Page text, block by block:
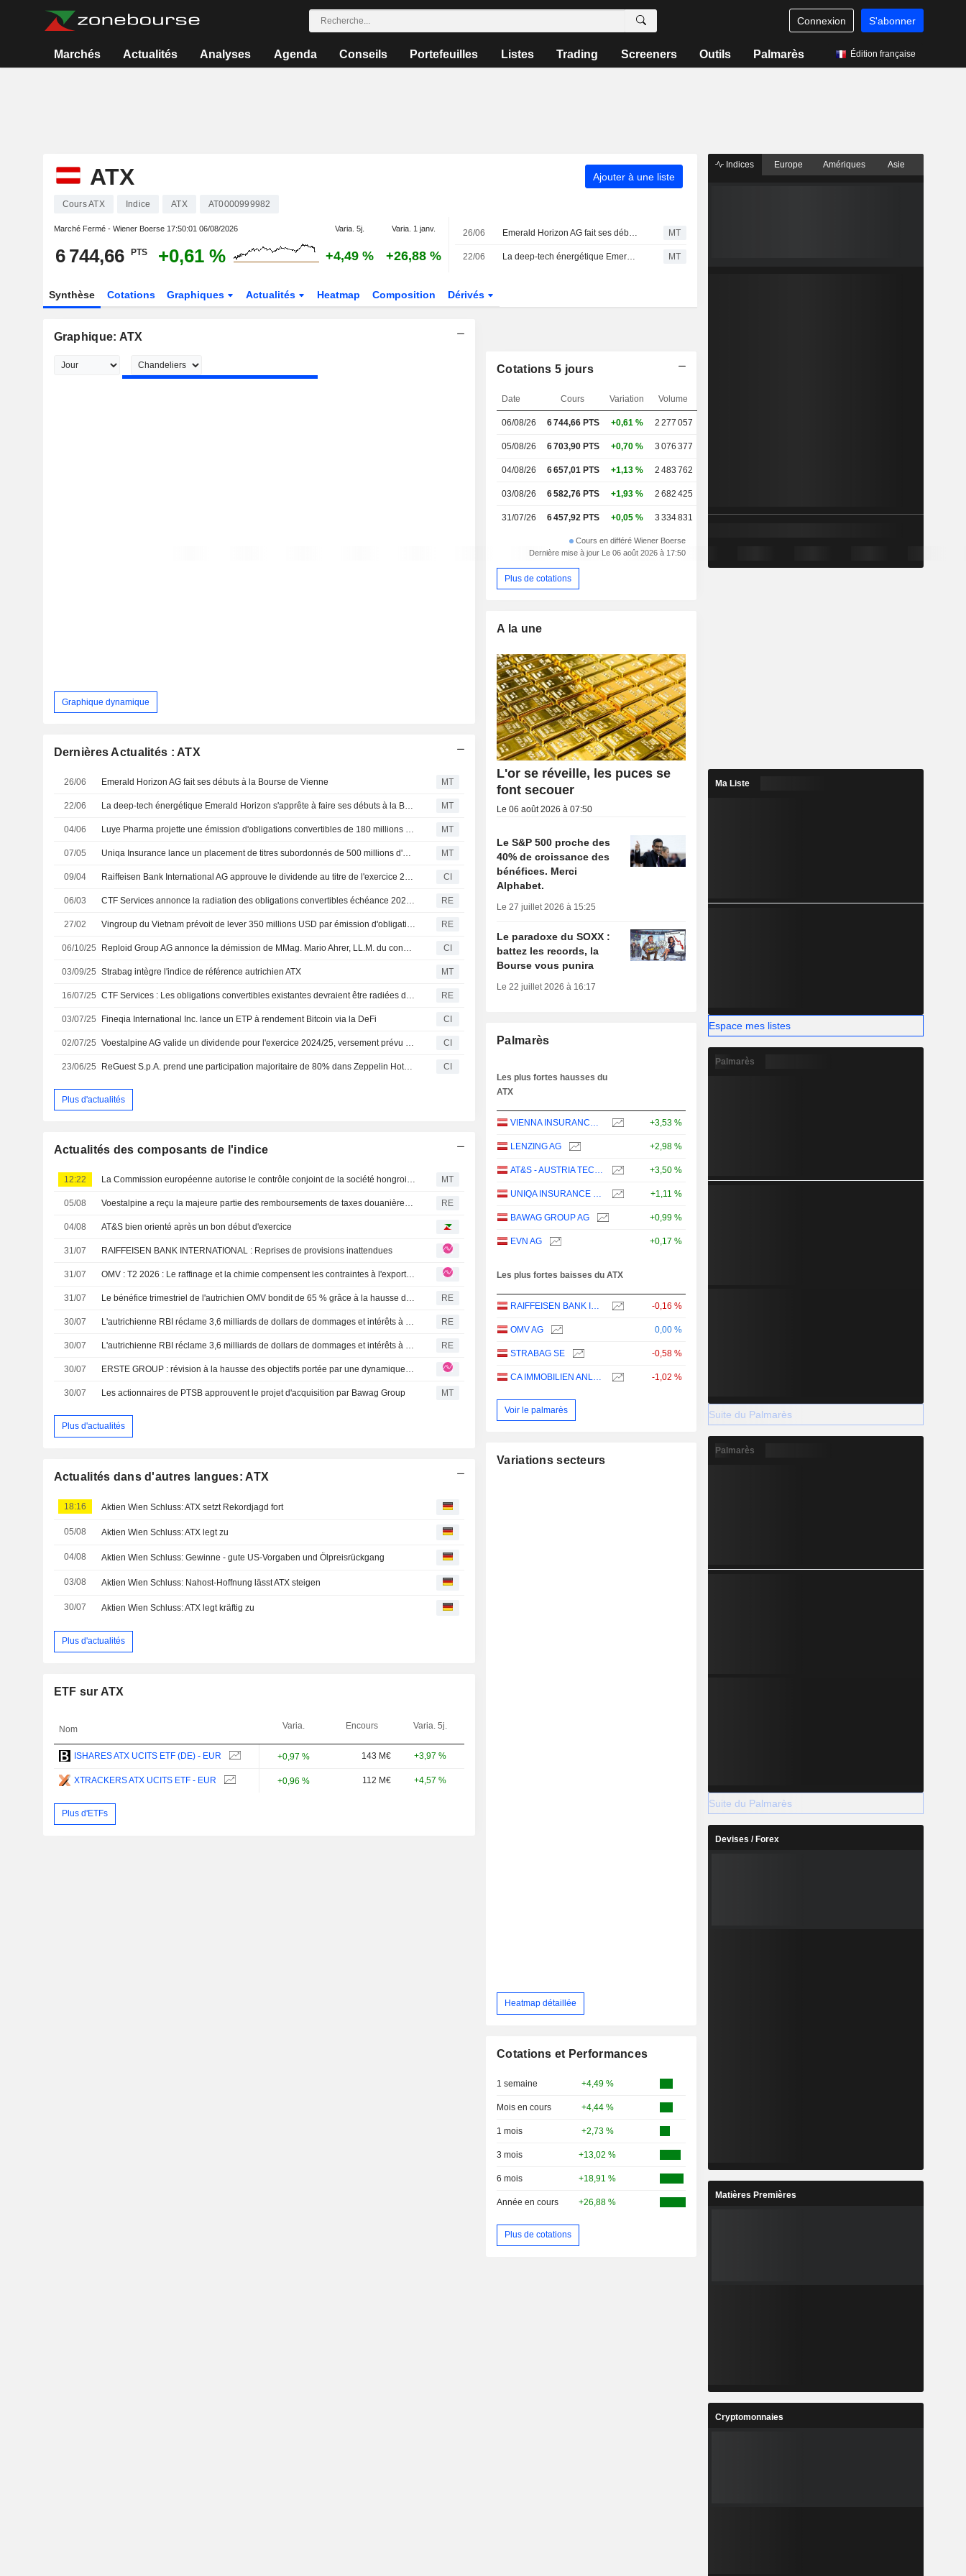
Connexion S'abonner
Marchés Actualités Analyses Agenda Conseils Portefeuilles Listes Trading Screeners Outils Palmarès Édition française
ATX Ajouter à une liste
Cours ATX Indice ATX AT0000999982
Marché Fermé - Wiener Boerse 17:50:01 06/08/2026 Varia. 5j. Varia. 1 janv.
6 744,66 PTS +0,61 % +4,49 % +26,88 %
26/06 Emerald Horizon AG fait ses débuts à la Bourse de Vienne MT
22/06 La deep-tech énergétique Emerald Horizon s'apprête à faire ses débuts à la Bourse de Vienne MT
Synthèse Cotations Graphiques Actualités Heatmap Composition Dérivés
Graphique: ATX
Graphique dynamique
Dernières Actualités : ATX
26/06 Emerald Horizon AG fait ses débuts à la Bourse de Vienne MT
22/06 La deep-tech énergétique Emerald Horizon s'apprête à faire ses débuts à la Bourse de Vienne MT
04/06 Luye Pharma projette une émission d'obligations convertibles de 180 millions de dollars et un rachat de titres MT
07/05 Uniqa Insurance lance un placement de titres subordonnés de 500 millions d'euros MT
09/04 Raiffeisen Bank International AG approuve le dividende au titre de l'exercice 2025, payable le 17 avril 2026 CI
06/03 CTF Services annonce la radiation des obligations convertibles échéance 2027 de la Bourse de Vienne le 10 mars RE
27/02 Vingroup du Vietnam prévoit de lever 350 millions USD par émission d'obligations à l'étranger RE
06/10/25 Reploid Group AG annonce la démission de MMag. Mario Ahrer, LL.M. du conseil de surveillance CI
03/09/25 Strabag intègre l'indice de référence autrichien ATX MT
16/07/25 CTF Services : Les obligations convertibles existantes devraient être radiées de la Bourse de Vienne RE
03/07/25 Fineqia International Inc. lance un ETP à rendement Bitcoin via la DeFi CI
02/07/25 Voestalpine AG valide un dividende pour l'exercice 2024/25, versement prévu le 15 juillet 2025 CI
23/06/25 ReGuest S.p.A. prend une participation majoritaire de 80% dans Zeppelin Hotel Tech SPA CI
Plus d'actualités
Actualités des composants de l'indice
12:22 La Commission européenne autorise le contrôle conjoint de la société hongroise MAK par une filiale d'Aberdeen et Strabag MT
05/08 Voestalpine a reçu la majeure partie des remboursements de taxes douanières américaines et confirme ses perspectives annuelles RE
04/08 AT&S bien orienté après un bon début d'exercice
31/07 RAIFFEISEN BANK INTERNATIONAL : Reprises de provisions inattendues
31/07 OMV : T2 2026 : Le raffinage et la chimie compensent les contraintes à l'exportation de l'Amont
31/07 Le bénéfice trimestriel de l'autrichien OMV bondit de 65 % grâce à la hausse des prix RE
30/07 L'autrichienne RBI réclame 3,6 milliards de dollars de dommages et intérêts à Rasperia RE
30/07 L'autrichienne RBI réclame 3,6 milliards de dollars de dommages et intérêts à Rasperia RE
30/07 ERSTE GROUP : révision à la hausse des objectifs portée par une dynamique de croissance renforcée
30/07 Les actionnaires de PTSB approuvent le projet d'acquisition par Bawag Group MT
Plus d'actualités
Actualités dans d'autres langues: ATX
18:16 Aktien Wien Schluss: ATX setzt Rekordjagd fort
05/08 Aktien Wien Schluss: ATX legt zu
04/08 Aktien Wien Schluss: Gewinne - gute US-Vorgaben und Ölpreisrückgang
03/08 Aktien Wien Schluss: Nahost-Hoffnung lässt ATX steigen
30/07 Aktien Wien Schluss: ATX legt kräftig zu
Plus d'actualités
ETF sur ATX
Nom Varia. Encours Varia. 5j.
ISHARES ATX UCITS ETF (DE) - EUR +0,97 % 143 M€ +3,97 %
XTRACKERS ATX UCITS ETF - EUR +0,96 % 112 M€ +4,57 %
Plus d'ETFs
Cotations 5 jours
Date Cours Variation Volume
06/08/26 6 744,66PTS +0,61 % 2 277 057
05/08/26 6 703,90 PTS +0,70 % 3 076 377
04/08/26 6 657,01 PTS +1,13 % 2 483 762
03/08/26 6 582,76 PTS +1,93 % 2 682 425
31/07/26 6 457,92 PTS +0,05 % 3 334 831
Cours en différé Wiener Boerse
Dernière mise à jour Le 06 août 2026 à 17:50
Plus de cotations
A la une
L'or se réveille, les puces se
font secouer
Le 06 août 2026 à 07:50
Le S&P 500 proche des
40% de croissance des
bénéfices. Merci
Alphabet.
Le 27 juillet 2026 à 15:25
Le paradoxe du SOXX :
battez les records, la
Bourse vous punira
Le 22 juillet 2026 à 16:17
Palmarès
Les plus fortes hausses du
ATX
VIENNA INSURANCE GROUP AG +3,53 %
LENZING AG +2,98 %
AT&S - AUSTRIA TECHNOLOGIE & SYSTEMTECHNIK AKTIENGESELLSCHAFT +3,50 %
UNIQA INSURANCE GROUP AG +1,11 %
BAWAG GROUP AG +0,99 %
EVN AG +0,17 %
Les plus fortes baisses du ATX
RAIFFEISEN BANK INTERNATIONAL AG -0,16 %
OMV AG 0,00 %
STRABAG SE -0,58 %
CA IMMOBILIEN ANLAGEN AG -1,02 %
Voir le palmarès
Variations secteurs
Heatmap détaillée
Cotations et Performances
1 semaine +4,49 %
Mois en cours +4,44 %
1 mois +2,73 %
3 mois +13,02 %
6 mois +18,91 %
Année en cours +26,88 %
Plus de cotations
Indices Europe Amériques Asie
Ma Liste
Espace mes listes
Palmarès
Suite du Palmarès
Palmarès
Suite du Palmarès
Devises / Forex
Matières Premières
Cryptomonnaies